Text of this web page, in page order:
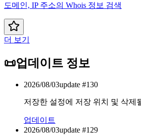
도메인, IP 주소의 Whois 정보 검색
더 보기
📜업데이트 정보
2026/08/03update #130
저장한 설정에 저장 위치 및 삭제
업데이트
2026/08/03update #129